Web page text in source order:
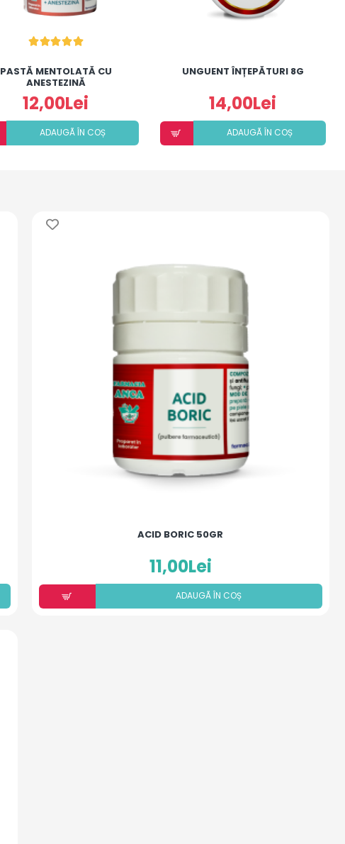
PASTĂ MENTOLATĂ CU
ANESTEZINĂ
12,00Lei
ADAUGÃ ÎN COȘ
UNGUENT ÎNȚEPĂTURI 8G
14,00Lei
ADAUGÃ ÎN COȘ
ACID BORIC 50GR
11,00Lei
ADAUGÃ ÎN COȘ